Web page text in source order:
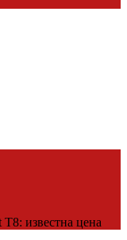
T8: известна цена